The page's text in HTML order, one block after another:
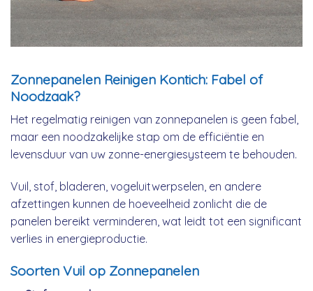
Zonnepanelen Reinigen Kontich: Fabel of
Noodzaak?
Het regelmatig reinigen van zonnepanelen is geen fabel,
maar een noodzakelijke stap om de efficiëntie en
levensduur van uw zonne-energiesysteem te behouden.
Vuil, stof, bladeren, vogeluitwerpselen, en andere
afzettingen kunnen de hoeveelheid zonlicht die de
panelen bereikt verminderen, wat leidt tot een significant
verlies in energieproductie.
Soorten Vuil op Zonnepanelen